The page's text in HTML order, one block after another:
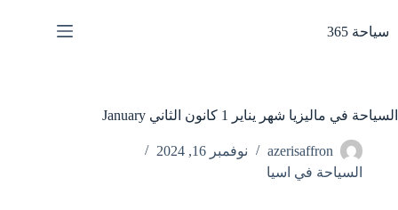
المحتوى
سياحة 365
السياحة في ماليزيا شهر يناير 1 كانون الثاني January
azerisaffron
نوفمبر 16, 2024
السياحة في اسيا